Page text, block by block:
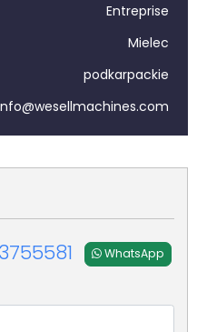
Entreprise
Mielec
podkarpackie
WhatsApp